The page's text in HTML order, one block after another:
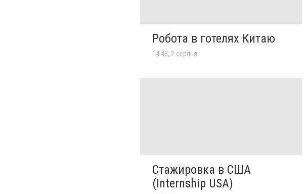
Робота в готелях Китаю
14:48, 2 серпня
Стажировка в США
(Internship USA)